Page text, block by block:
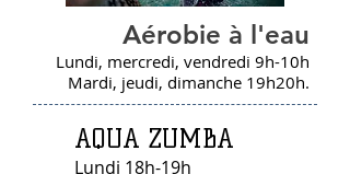
Aérobie à l'eau
Lundi, mercredi, vendredi 9h-10h
Mardi, jeudi, dimanche 19h20h.
AQUA ZUMBA
Lundi 18h-19h